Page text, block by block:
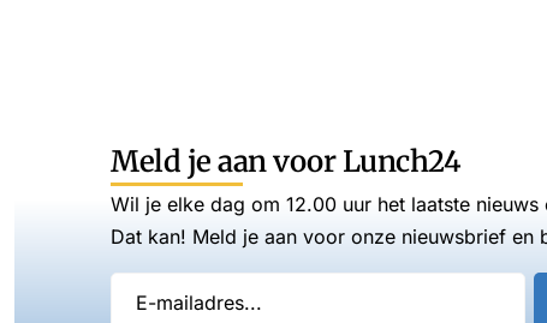
Meld je aan voor Lunch24
Wil je elke dag om 12.00 uur het laatste
Dat kan! Meld je aan voor onze nieuwsbrief en